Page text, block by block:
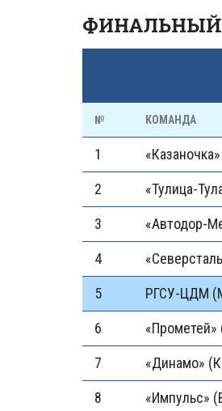
ФИНАЛЬНЫЙ
№ КОМАНДА
1
2 «Тулица-
3 «Автодор-
4
5 РГСУ-ЦДМ
6 «Прометей»
7 «Динамо»
8 «Импульс»